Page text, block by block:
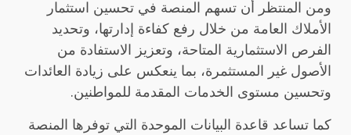
ومن المنتظر أن تسهم المنصة في تحسين استثمار
الأملاك العامة من خلال رفع كفاءة إدارتها، وتحديد
الفرص الاستثمارية المتاحة، وتعزيز الاستفادة من
الأصول غير المستثمرة، بما ينعكس على زيادة العائدات
وتحسين مستوى الخدمات المقدمة للمواطنين.
كما تساعد قاعدة البيانات الموحدة التي توفرها المنصة